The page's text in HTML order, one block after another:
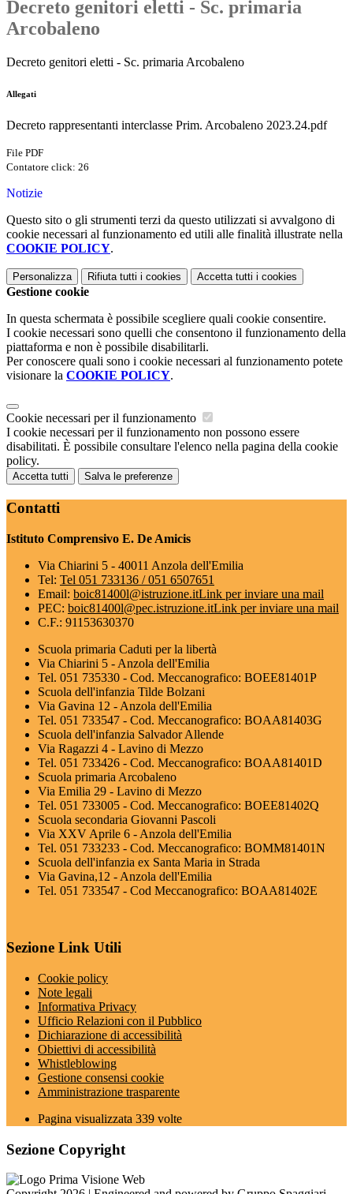
Decreto genitori eletti - Sc. primaria
Arcobaleno
Decreto genitori eletti - Sc. primaria Arcobaleno
Allegati
Decreto rappresentanti interclasse Prim. Arcobaleno 2023.24.pdf
File PDF
Contatore click: 26
Notizie
Questo sito o gli strumenti terzi da questo utilizzati si avvalgono di
cookie necessari al funzionamento ed utili alle finalità illustrate nella
COOKIE POLICY.
Personalizza Rifiuta tutti i cookies Accetta tutti i cookies
Gestione cookie
In questa schermata è possibile scegliere quali cookie consentire.
I cookie necessari sono quelli che consentono il funzionamento della
piattaforma e non è possibile disabilitarli.
Per conoscere quali sono i cookie necessari al funzionamento potete
visionare la COOKIE POLICY.
Cookie necessari per il funzionamento
I cookie necessari per il funzionamento non possono essere
disabilitati. È possibile consultare l'elenco nella pagina della cookie
policy.
Accetta tutti Salva le preferenze
Contatti
Istituto Comprensivo E. De Amicis
Via Chiarini 5 - 40011 Anzola dell'Emilia
Tel: Tel 051 733136 / 051 6507651
Email: boic81400l@istruzione.itLink per inviare una mail
PEC: boic81400l@pec.istruzione.itLink per inviare una mail
C.F.: 91153630370
Scuola primaria Caduti per la libertà
Via Chiarini 5 - Anzola dell'Emilia
Tel. 051 735330 - Cod. Meccanografico: BOEE81401P
Scuola dell'infanzia Tilde Bolzani
Via Gavina 12 - Anzola dell'Emilia
Tel. 051 733547 - Cod. Meccanografico: BOAA81403G
Scuola dell'infanzia Salvador Allende
Via Ragazzi 4 - Lavino di Mezzo
Tel. 051 733426 - Cod. Meccanografico: BOAA81401D
Scuola primaria Arcobaleno
Via Emilia 29 - Lavino di Mezzo
Tel. 051 733005 - Cod. Meccanografico: BOEE81402Q
Scuola secondaria Giovanni Pascoli
Via XXV Aprile 6 - Anzola dell'Emilia
Tel. 051 733233 - Cod. Meccanografico: BOMM81401N
Scuola dell'infanzia ex Santa Maria in Strada
Via Gavina,12 - Anzola dell'Emilia
Tel. 051 733547 - Cod Meccanografico: BOAA81402E
Sezione Link Utili
Cookie policy
Note legali
Informativa Privacy
Ufficio Relazioni con il Pubblico
Dichiarazione di accessibilità
Obiettivi di accessibilità
Whistleblowing
Gestione consensi cookie
Amministrazione trasparente
Pagina visualizzata 339 volte
Sezione Copyright